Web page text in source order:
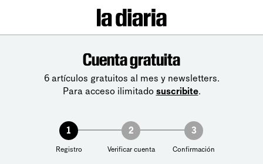
Cuenta gratuita
6 artículos gratuitos al mes y newsletters.
Para acceso ilimitado suscribite.
1
Registro
2
Verificar cuenta
3
Confirmación